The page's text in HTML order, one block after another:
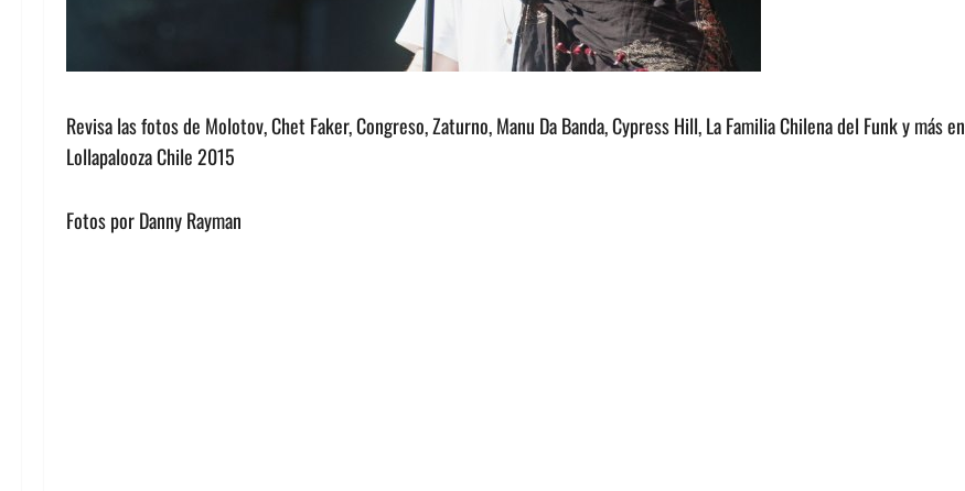
Revisa las fotos de Molotov, Chet Faker, Congreso, Zaturno, Manu Da Banda, Cypress Hill, La Familia Chilena del Funk y más en
Lollapalooza Chile 2015
Fotos por Danny Rayman